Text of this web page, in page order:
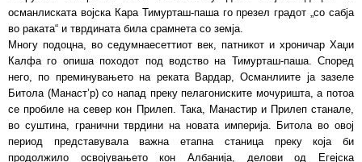
османлиската војска Кара Тимурташ-паша го презeл градот „со сабја
во раката“ и тврдината била срамнета со земја.
Многу подоцна, во седумнаесеттиот век, патникот и хроничар Хаџи
Калфа го опиша походот под водство на Тимурташ-паша. Според
него, по преминувањето на реката Вардар, Османлиите ја зазеле
Битола (Манаст’р) со напад преку пелагониските мочуришта, а потоа
се пробиле на север кон Прилеп. Така, Манастир и Прилеп станале,
во суштина, гранични тврдини на новата империја. Битола во овој
период представувалa важна етапна станица преку која би
продолжило освојувањето кон Албанија, делови од Егејска